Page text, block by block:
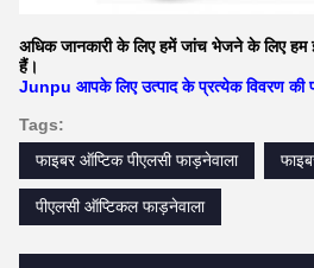
अधिक जानकारी के लिए हमें जांच भेजने के लिए हम
हैं।
Junpu आपके लिए उत्पाद के प्रत्येक विवरण की
Tags:
फाइबर ऑप्टिक पीएलसी फाड़नेवाला
पीएलसी ऑप्टिकल फाड़नेवाला